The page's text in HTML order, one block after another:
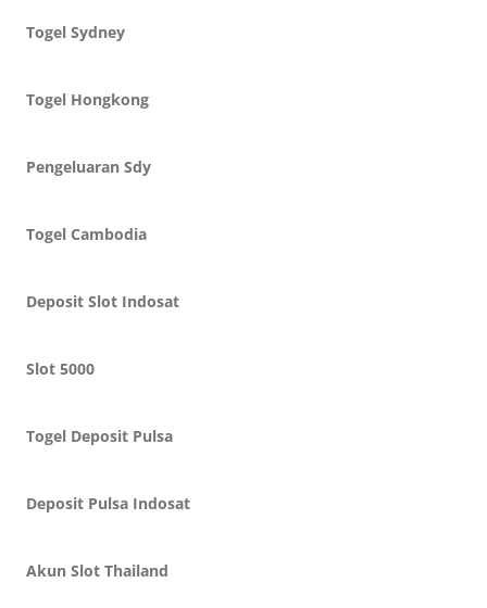
Togel Sydney
Togel Hongkong
Pengeluaran Sdy
Togel Cambodia
Deposit Slot Indosat
Slot 5000
Togel Deposit Pulsa
Deposit Pulsa Indosat
Akun Slot Thailand